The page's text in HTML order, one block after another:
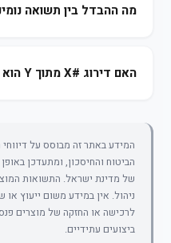
מה ההבדל בין תשואה
האם דירוג #X מתוך Y הוא לקופה שלי בלבד?
המידע באתר זה מבוסס על
הביטוח והחיסכון, ומתעדכן
של מדינת ישראל. התשואות
ניהול. אין במידע משום ייעוץ או
לרכישה או החזקה של מוצרים
ביצועים עתידיים.